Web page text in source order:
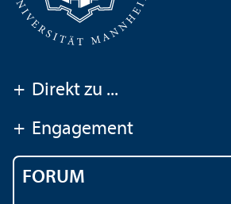
+ Direkt zu ...
+ Engagement
FORUM